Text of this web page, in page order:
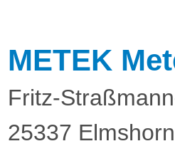
METEK
Fritz-
25337 Elmshorn